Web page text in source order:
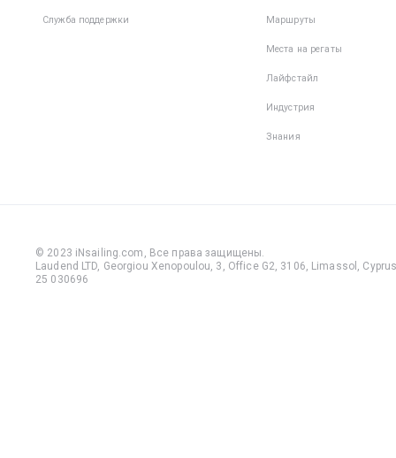
Служба поддержки Маршруты
Места на регаты
Лайфстайл
Индустрия
Знания
© 2023 iNsailing.com, Все права защищены.
Laudend LTD, Georgiou Xenopoulou, 3, Office G2, 3106, Limassol,
25 030696